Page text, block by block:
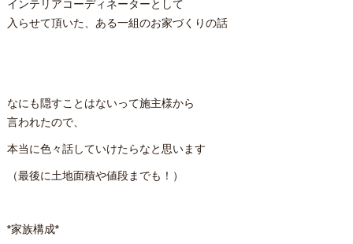
インテリアコーディネーターとして
入らせて頂いた、ある一組のお家づくりの話
なにも隠すことはないって施主様から
言われたので、
本当に色々話していけたらなと思います
（最後に土地面積や値段までも！）
*家族構成*